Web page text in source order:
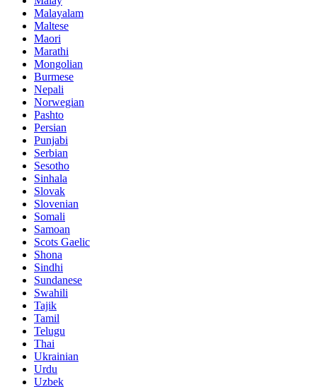
Malayalam
Maltese
Maori
Marathi
Mongolian
Burmese
Nepali
Norwegian
Pashto
Persian
Punjabi
Serbian
Sesotho
Sinhala
Slovak
Slovenian
Somali
Samoan
Scots Gaelic
Shona
Sindhi
Sundanese
Swahili
Tajik
Tamil
Telugu
Thai
Ukrainian
Urdu
Uzbek